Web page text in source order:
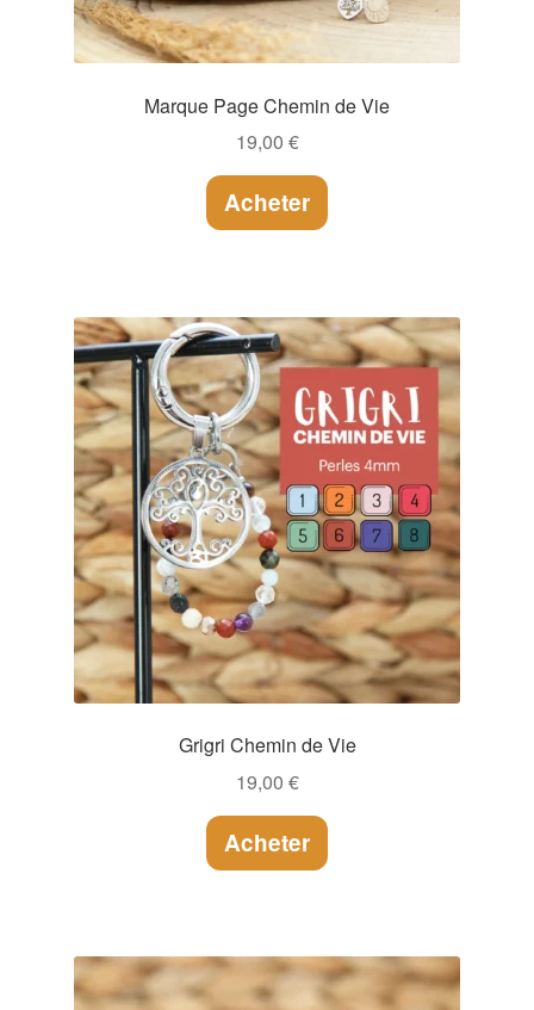
Marque Page Chemin de Vie
19,00 €
Acheter
Grigri Chemin de Vie
19,00 €
Acheter